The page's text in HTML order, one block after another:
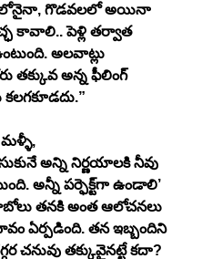
గొడవలలో అయినా
కావాలి.. పెళ్లి తర్వాత
తక్కువ అన్న ఫీలింగ్
అన్ని నిర్ణయాలకి నీవు
పర్ఫెక్ట్‌గా ఉండాలి’
తనకి అంత ఆలోచనలు
ఏర్పడింది. తన ఇబ్బందిని
చనువు తక్కువైనట్టే కదా?